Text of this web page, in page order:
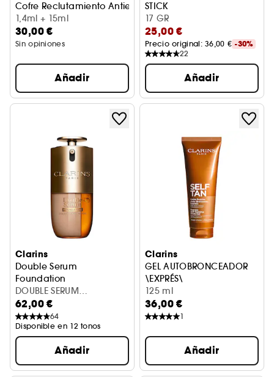
Cofre Reclutamiento Antiedad & Lip Confort Oil
1,4ml + 15ml
30,00 €
Sin opiniones
Añadir
STICK
INVISIBLE MUY ALTA
17 GR
25,00 €
Precio original: 36,00 € -30%
22
Añadir
Clarins
Double Serum
Foundation
Fondo de Maquillaje Antiedad
DOUBLE SERUM
FOUNDATION L6N 30ML
62,00 €
64
Disponible en 12 tonos
Añadir
Clarins
GEL AUTOBRONCEADOR
\EXPRÉS\
Gel fresco autobronceador
125 ml
36,00 €
1
Añadir